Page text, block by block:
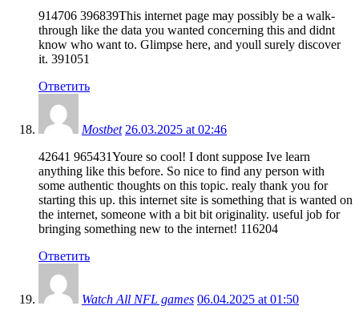
914706 396839This internet page may possibly be a walk-
through like the data you wanted concerning this and didnt
know who want to. Glimpse here, and youll surely discover
it. 391051
Ответить
Mostbet 26.03.2025 at 02:46
42641 965431Youre so cool! I dont suppose Ive learn
anything like this before. So nice to find any person with
some authentic thoughts on this topic. realy thank you for
starting this up. this internet site is something that is wanted on
the internet, someone with a bit bit originality. useful job for
bringing something new to the internet! 116204
Ответить
Watch All NFL games 06.04.2025 at 01:50